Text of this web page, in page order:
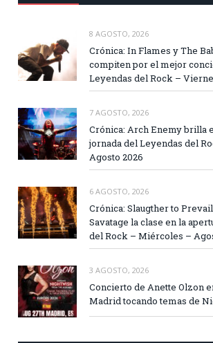
8 AGOSTO, 2026
Crónica: In Flames y The
compiten por el mejor
Leyendas del Rock –
7 AGOSTO, 2026
Crónica: Arch Enemy brilla
jornada del Leyendas del
Agosto 2026
6 AGOSTO, 2026
Crónica: Slaugther to
Savatage la clase en la
del Rock – Miércoles –
3 AGOSTO, 2026
Concierto de Anette Olzon
Madrid tocando temas de